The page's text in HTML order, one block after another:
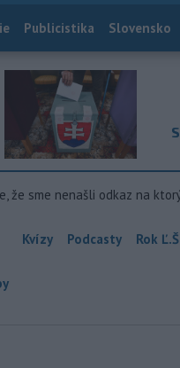
Publicistika Slovensko
že sme nenašli odkaz na
Kvízy Podcasty Rok